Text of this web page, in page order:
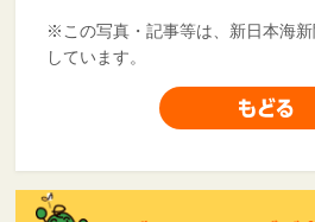
※この写真・記事等は、新日本海
しています。